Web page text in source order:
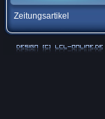
Zeitungsartikel